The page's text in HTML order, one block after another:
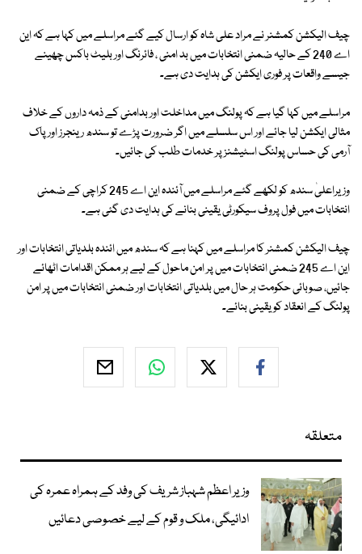
چیف الیکشن کمشنر نے مراد علی شاہ کو ارسال کیے گئے مراسلے میں کہا ہے کہ این
اے 240 کے حالیہ ضمنی انتخابات میں بد امنی ، فائرنگ اور بلیٹ باکس چھینے
جیسے واقعات پر فوری ایکشن کی ہدایت دی ہے۔
مراسلے میں کہا گیا ہے کہ پولنگ میں مداخلت اور بدامنی کے ذمہ داروں کے خلاف
مثالی ایکشن لیا جائے اور اس سلسلے میں اگر ضرورت پڑے تو سندھ رینجرز اور پاک
آرمی کی حساس پولنگ اسٹیشنز پر خدمات طلب کی جائیں۔
وزیراعلیٰ سندھ کو لکھے گئے مراسلے میں آئندہ این اے 245 کراچی کے ضمنی
انتخابات میں فول پروف سیکورٹی یقینی بنانے کی ہدایت دی گئی ہے۔
چیف الیکشن کمشنر کا مراسلے میں کہنا ہے کہ سندھ میں ائندہ بلدیاتی انتخابات اور
این اے 245 ضمنی انتخابات میں پر امن ماحول کے لیے ہر ممکن اقدامات اٹھائے
جائیں، صوبائی حکومت ہر حال میں بلدیاتی انتخابات اور ضمنی انتخابات میں پر امن
پولنگ کے انعقاد کو یقینی بنائے۔
متعلقہ
وزیر اعظم شہباز شریف کی وفد کے ہمراہ عمرہ کی
ادائیگی، ملک و قوم کے لیے خصوصی دعائیں